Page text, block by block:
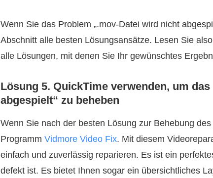
Wenn Sie das Problem „.mov-Datei wird nicht
Abschnitt alle besten Lösungsansätze. Lesen Sie
alle Lösungen, mit denen Sie Ihr gewünschtes
Lösung 5. QuickTime verwenden, um
abgespielt“ zu beheben
Wenn Sie nach der besten Lösung zur Behebung
Programm Vidmore Video Fix. Mit diesem
einfach und zuverlässig reparieren. Es ist ein
defekt ist. Es bietet Ihnen sogar ein übersichtliches